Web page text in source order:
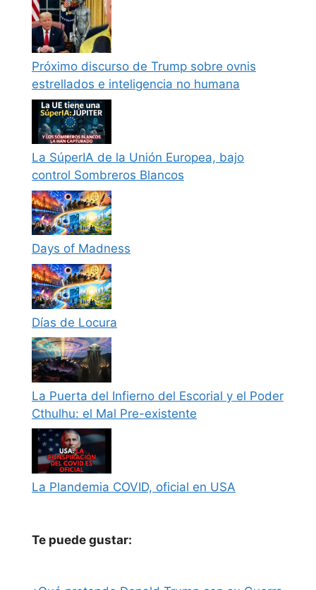
Próximo discurso de Trump sobre ovnis
estrellados e inteligencia no humana
La SúperIA de la Unión Europea, bajo
control Sombreros Blancos
Days of Madness
Días de Locura
La Puerta del Infierno del Escorial y el Poder
Cthulhu: el Mal Pre-existente
La Plandemia COVID, oficial en USA
Te puede gustar: